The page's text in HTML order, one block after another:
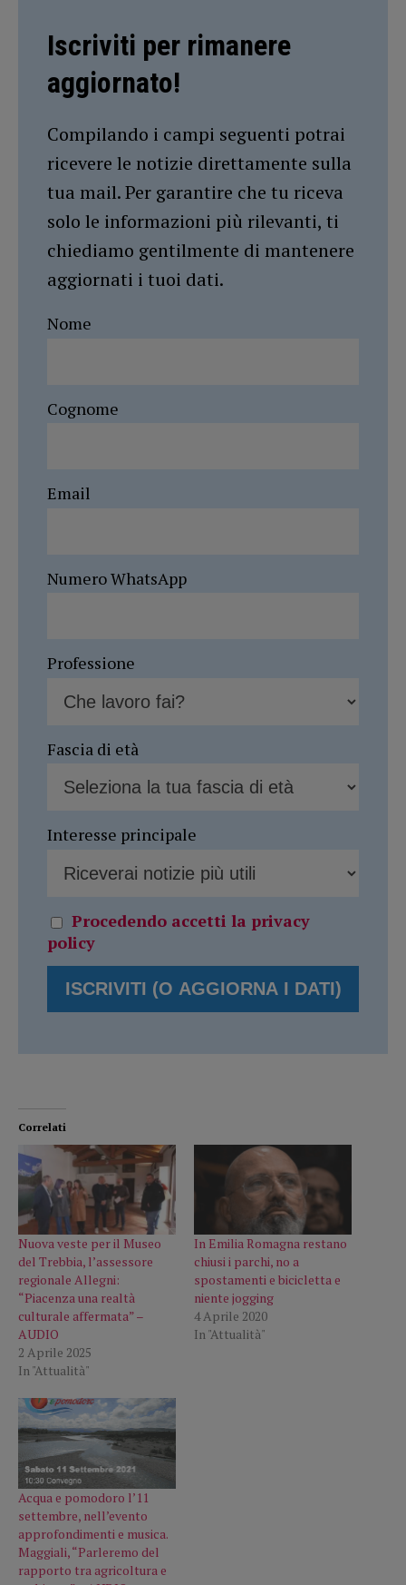
Iscriviti per rimanere
aggiornato!
Compilando i campi seguenti potrai
ricevere le notizie direttamente sulla
tua mail. Per garantire che tu riceva
solo le informazioni più rilevanti, ti
chiediamo gentilmente di mantenere
aggiornati i tuoi dati.
Nome
Cognome
Email
Numero WhatsApp
Professione
Fascia di età
Interesse principale
Procedendo accetti la privacy
policy
Correlati
Nuova veste per il Museo
del Trebbia, l’assessore
regionale Allegni:
“Piacenza una realtà
culturale affermata” –
AUDIO
2 Aprile 2025
In "Attualità"
In Emilia Romagna restano
chiusi i parchi, no a
spostamenti e bicicletta e
niente jogging
4 Aprile 2020
In "Attualità"
Acqua e pomodoro l’11
settembre, nell’evento
approfondimenti e musica.
Maggiali, “Parleremo del
rapporto tra agricoltura e